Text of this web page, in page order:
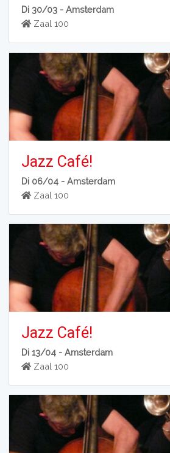
Di 30/03 -Amsterdam
Zaal 100
Jazz Café!
Di 06/04 -Amsterdam
Zaal 100
Jazz Café!
Di 13/04 -Amsterdam
Zaal 100